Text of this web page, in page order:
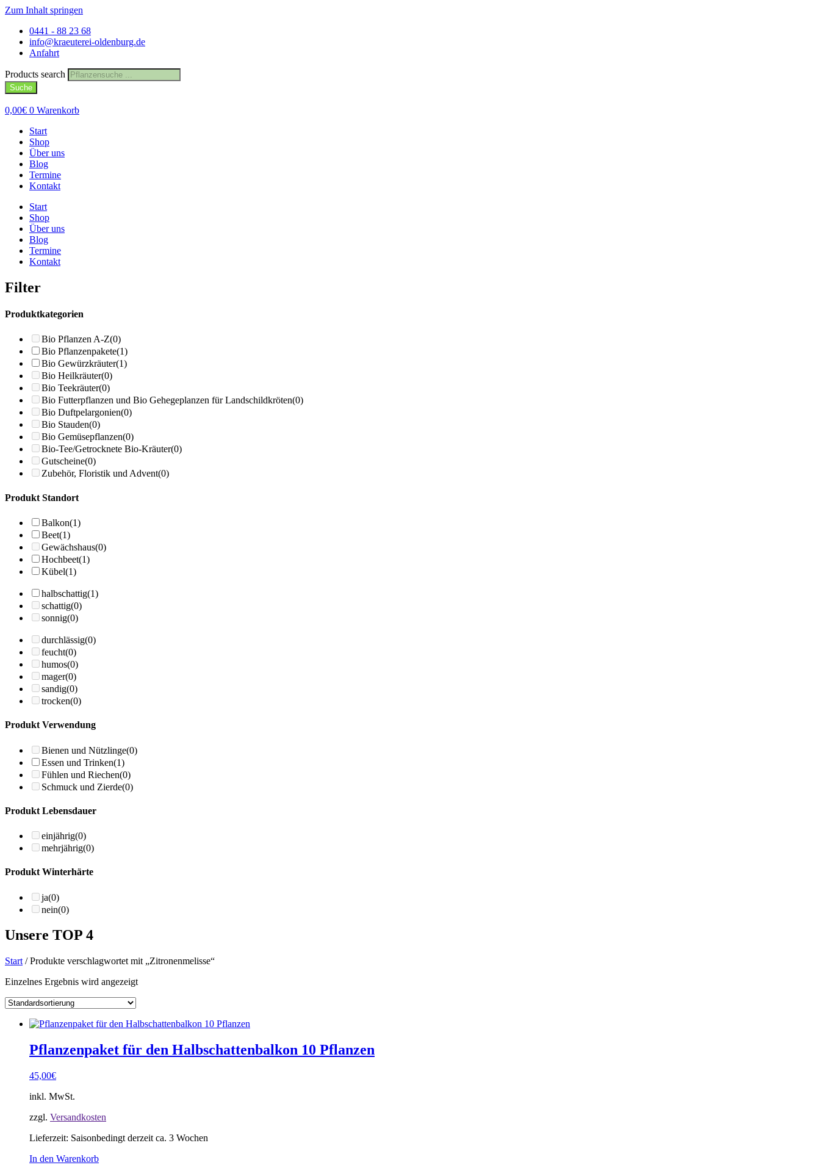
Zum Inhalt springen
0441 - 88 23 68
info@kraeuterei-oldenburg.de
Anfahrt
Products search
Suche
0,00€ 0 Warenkorb
Start
Shop
Über uns
Blog
Termine
Kontakt
Start
Shop
Über uns
Blog
Termine
Kontakt
Filter
Produktkategorien
Bio Pflanzen A-Z(0)
Bio Pflanzenpakete(1)
Bio Gewürzkräuter(1)
Bio Heilkräuter(0)
Bio Teekräuter(0)
Bio Futterpflanzen und Bio Gehegeplanzen für Landschildkröten(0)
Bio Duftpelargonien(0)
Bio Stauden(0)
Bio Gemüsepflanzen(0)
Bio-Tee/Getrocknete Bio-Kräuter(0)
Gutscheine(0)
Zubehör, Floristik und Advent(0)
Produkt Standort
Balkon(1)
Beet(1)
Gewächshaus(0)
Hochbeet(1)
Kübel(1)
halbschattig(1)
schattig(0)
sonnig(0)
durchlässig(0)
feucht(0)
humos(0)
mager(0)
sandig(0)
trocken(0)
Produkt Verwendung
Bienen und Nützlinge(0)
Essen und Trinken(1)
Fühlen und Riechen(0)
Schmuck und Zierde(0)
Produkt Lebensdauer
einjährig(0)
mehrjährig(0)
Produkt Winterhärte
ja(0)
nein(0)
Unsere TOP 4
Start / Produkte verschlagwortet mit „Zitronenmelisse“
Einzelnes Ergebnis wird angezeigt
Pflanzenpaket für den Halbschattenbalkon 10 Pflanzen
45,00€
inkl. MwSt.
zzgl. Versandkosten
Lieferzeit: Saisonbedingt derzeit ca. 3 Wochen
In den Warenkorb